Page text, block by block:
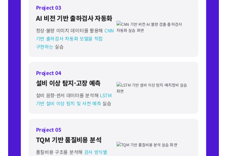
Project 03
AI 비전 기반 출하검사 자동화
정상·불량 이미지 데이터를 활용해 CNN
기반 출하검사 자동화 모델을 직접
구현하는 실습
Project 04
설비 이상 탐지·고장 예측
설비 음향·센서 데이터를 분석해 LSTM
기반 설비 이상 탐지 및 사전 예측 실습
Project 05
TQM 기반 품질비용 분석
품질비용 구조를 분석해 검사 방식별